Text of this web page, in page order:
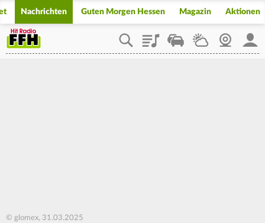
Nachrichten Guten Morgen Hessen Magazin Aktionen
PlaylistStaupilotWetterWebcam
© glomex, 31.03.2025